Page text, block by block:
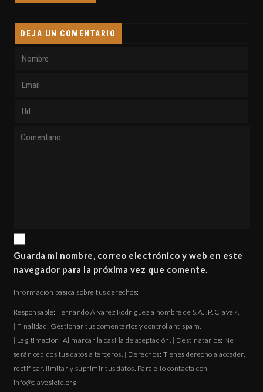
DEJA UN COMENTARIO
Guarda mi nombre, correo electrónico y web en este
navegador para la próxima vez que comente.
Información básica sobre tus derechos:
Responsable: Fernando Álvarez Rodríguez a nombre de S.A.I.P. Clave7.
| Finalidad: Gestionar tus comentarios y control antispam.
| Legitimación: Al marcar la casilla de aceptación. | Destinatarios: Ne
serán cedidos tus datos a terceros. | Derechos: Tienes derecho a acceder,
rectificar, limitar y suprimir tus datos. Para ello contacta con
gro.eteisevalc@ofni